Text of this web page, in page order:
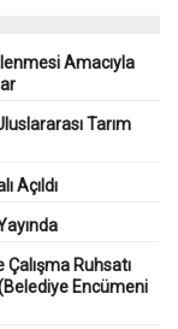
Amacıyla
Tarım
Açıldı
Ruhsatı
Encümeni